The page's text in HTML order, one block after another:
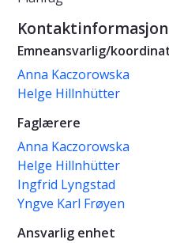
Kontaktinformasjon
Emneansvarlig/
Anna Kaczorowska
Helge Hillnhütter
Faglærere
Anna Kaczorowska
Helge Hillnhütter
Ingfrid Lyngstad
Yngve Karl Frøyen
Ansvarlig enhet